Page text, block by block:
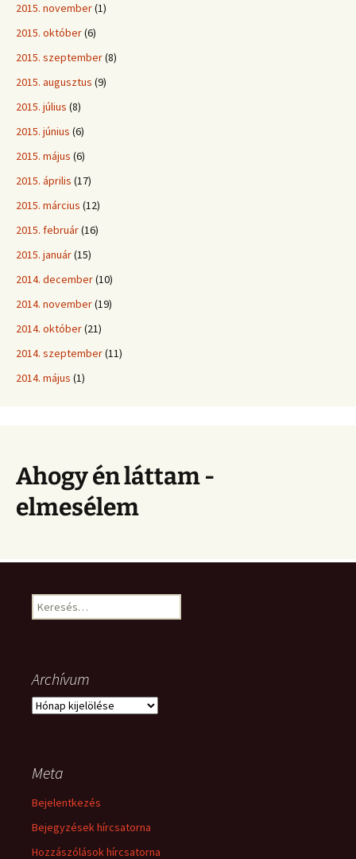
2015. november(1)
2015. október(6)
2015. szeptember(8)
2015. augusztus (9)
2015. július (8)
2015. június (6)
2015. május (6)
2015. április (17)
2015. március (12)
2015. február(16)
2015. január(15)
2014. december(10)
2014. november(19)
2014. október(21)
2014. szeptember(11)
2014. május (1)
Ahogy én láttam -
elmesélem
Keresés:
Archívum
Archívum
Meta
Bejelentkezés
Bejegyzések hírcsatorna
Hozzászólások hírcsatorna